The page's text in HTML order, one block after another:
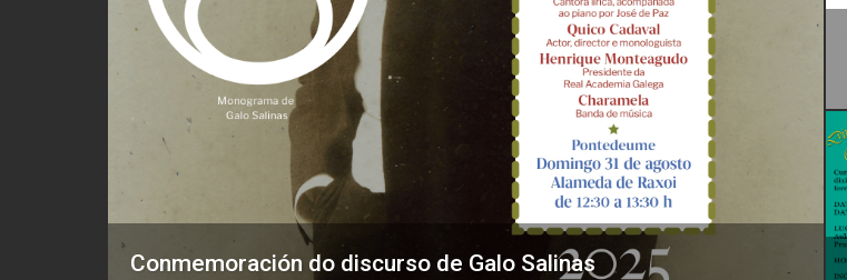
Conmemoración do discurso de Galo Salinas